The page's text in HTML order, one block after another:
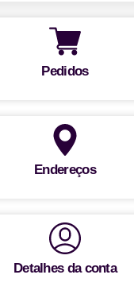
Pedidos
Endereços
Detalhes da conta